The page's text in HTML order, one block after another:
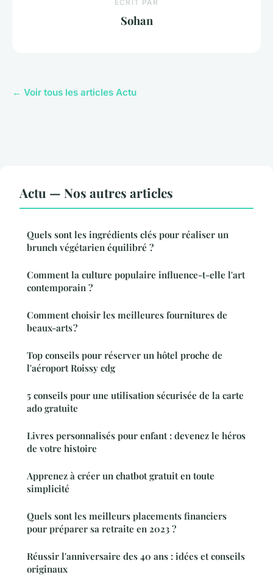
ECRIT PAR
Sohan
← Voir tous les articles Actu
Actu — Nos autres articles
Quels sont les ingrédients clés pour réaliser un
brunch végétarien équilibré ?
Comment la culture populaire influence-t-elle l'art
contemporain ?
Comment choisir les meilleures fournitures de
beaux-arts ?
Top conseils pour réserver un hôtel proche de
l'aéroport Roissy cdg
5 conseils pour une utilisation sécurisée de la carte
ado gratuite
Livres personnalisés pour enfant : devenez le héros
de votre histoire
Apprenez à créer un chatbot gratuit en toute
simplicité
Quels sont les meilleurs placements financiers
pour préparer sa retraite en 2023 ?
Réussir l'anniversaire des 40 ans : idées et conseils
originaux